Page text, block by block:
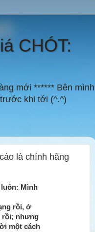
CHÓT:
mới ****** Bên mình
khi tới (^.^)
là chính hãng
Mình
rồi, ở
rồi; nhưng
một cách